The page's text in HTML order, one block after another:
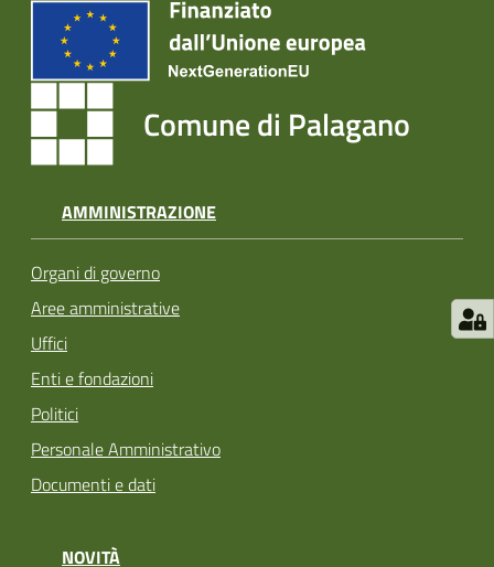
Comune di Palagano
AMMINISTRAZIONE
Organi di governo
Aree amministrative
Uffici
Enti e fondazioni
Politici
Personale Amministrativo
Documenti e dati
NOVITÀ